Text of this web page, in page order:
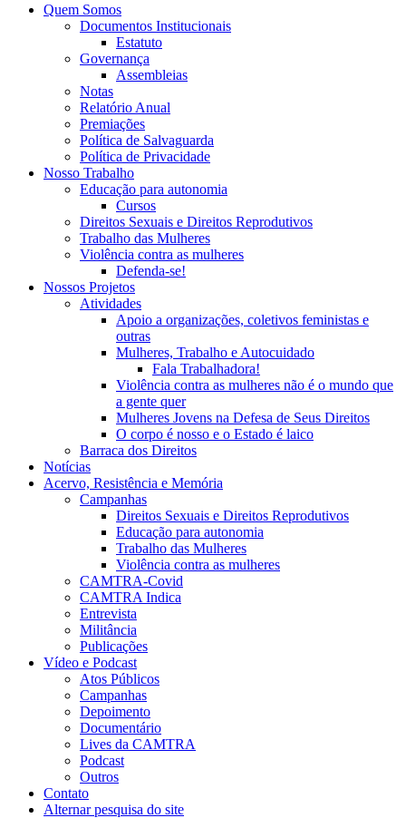
Quem Somos
Documentos Institucionais
Estatuto
Governança
Assembleias
Notas
Relatório Anual
Premiações
Política de Salvaguarda
Política de Privacidade
Nosso Trabalho
Educação para autonomia
Cursos
Direitos Sexuais e Direitos Reprodutivos
Trabalho das Mulheres
Violência contra as mulheres
Defenda-se!
Nossos Projetos
Atividades
Apoio a organizações, coletivos feministas e
outras
Mulheres, Trabalho e Autocuidado
Fala Trabalhadora!
Violência contra as mulheres não é o mundo que
a gente quer
Mulheres Jovens na Defesa de Seus Direitos
O corpo é nosso e o Estado é laico
Barraca dos Direitos
Notícias
Acervo, Resistência e Memória
Campanhas
Direitos Sexuais e Direitos Reprodutivos
Educação para autonomia
Trabalho das Mulheres
Violência contra as mulheres
CAMTRA-Covid
CAMTRA Indica
Entrevista
Militância
Publicações
Vídeo e Podcast
Atos Públicos
Campanhas
Depoimento
Documentário
Lives da CAMTRA
Podcast
Outros
Contato
Alternar pesquisa do site